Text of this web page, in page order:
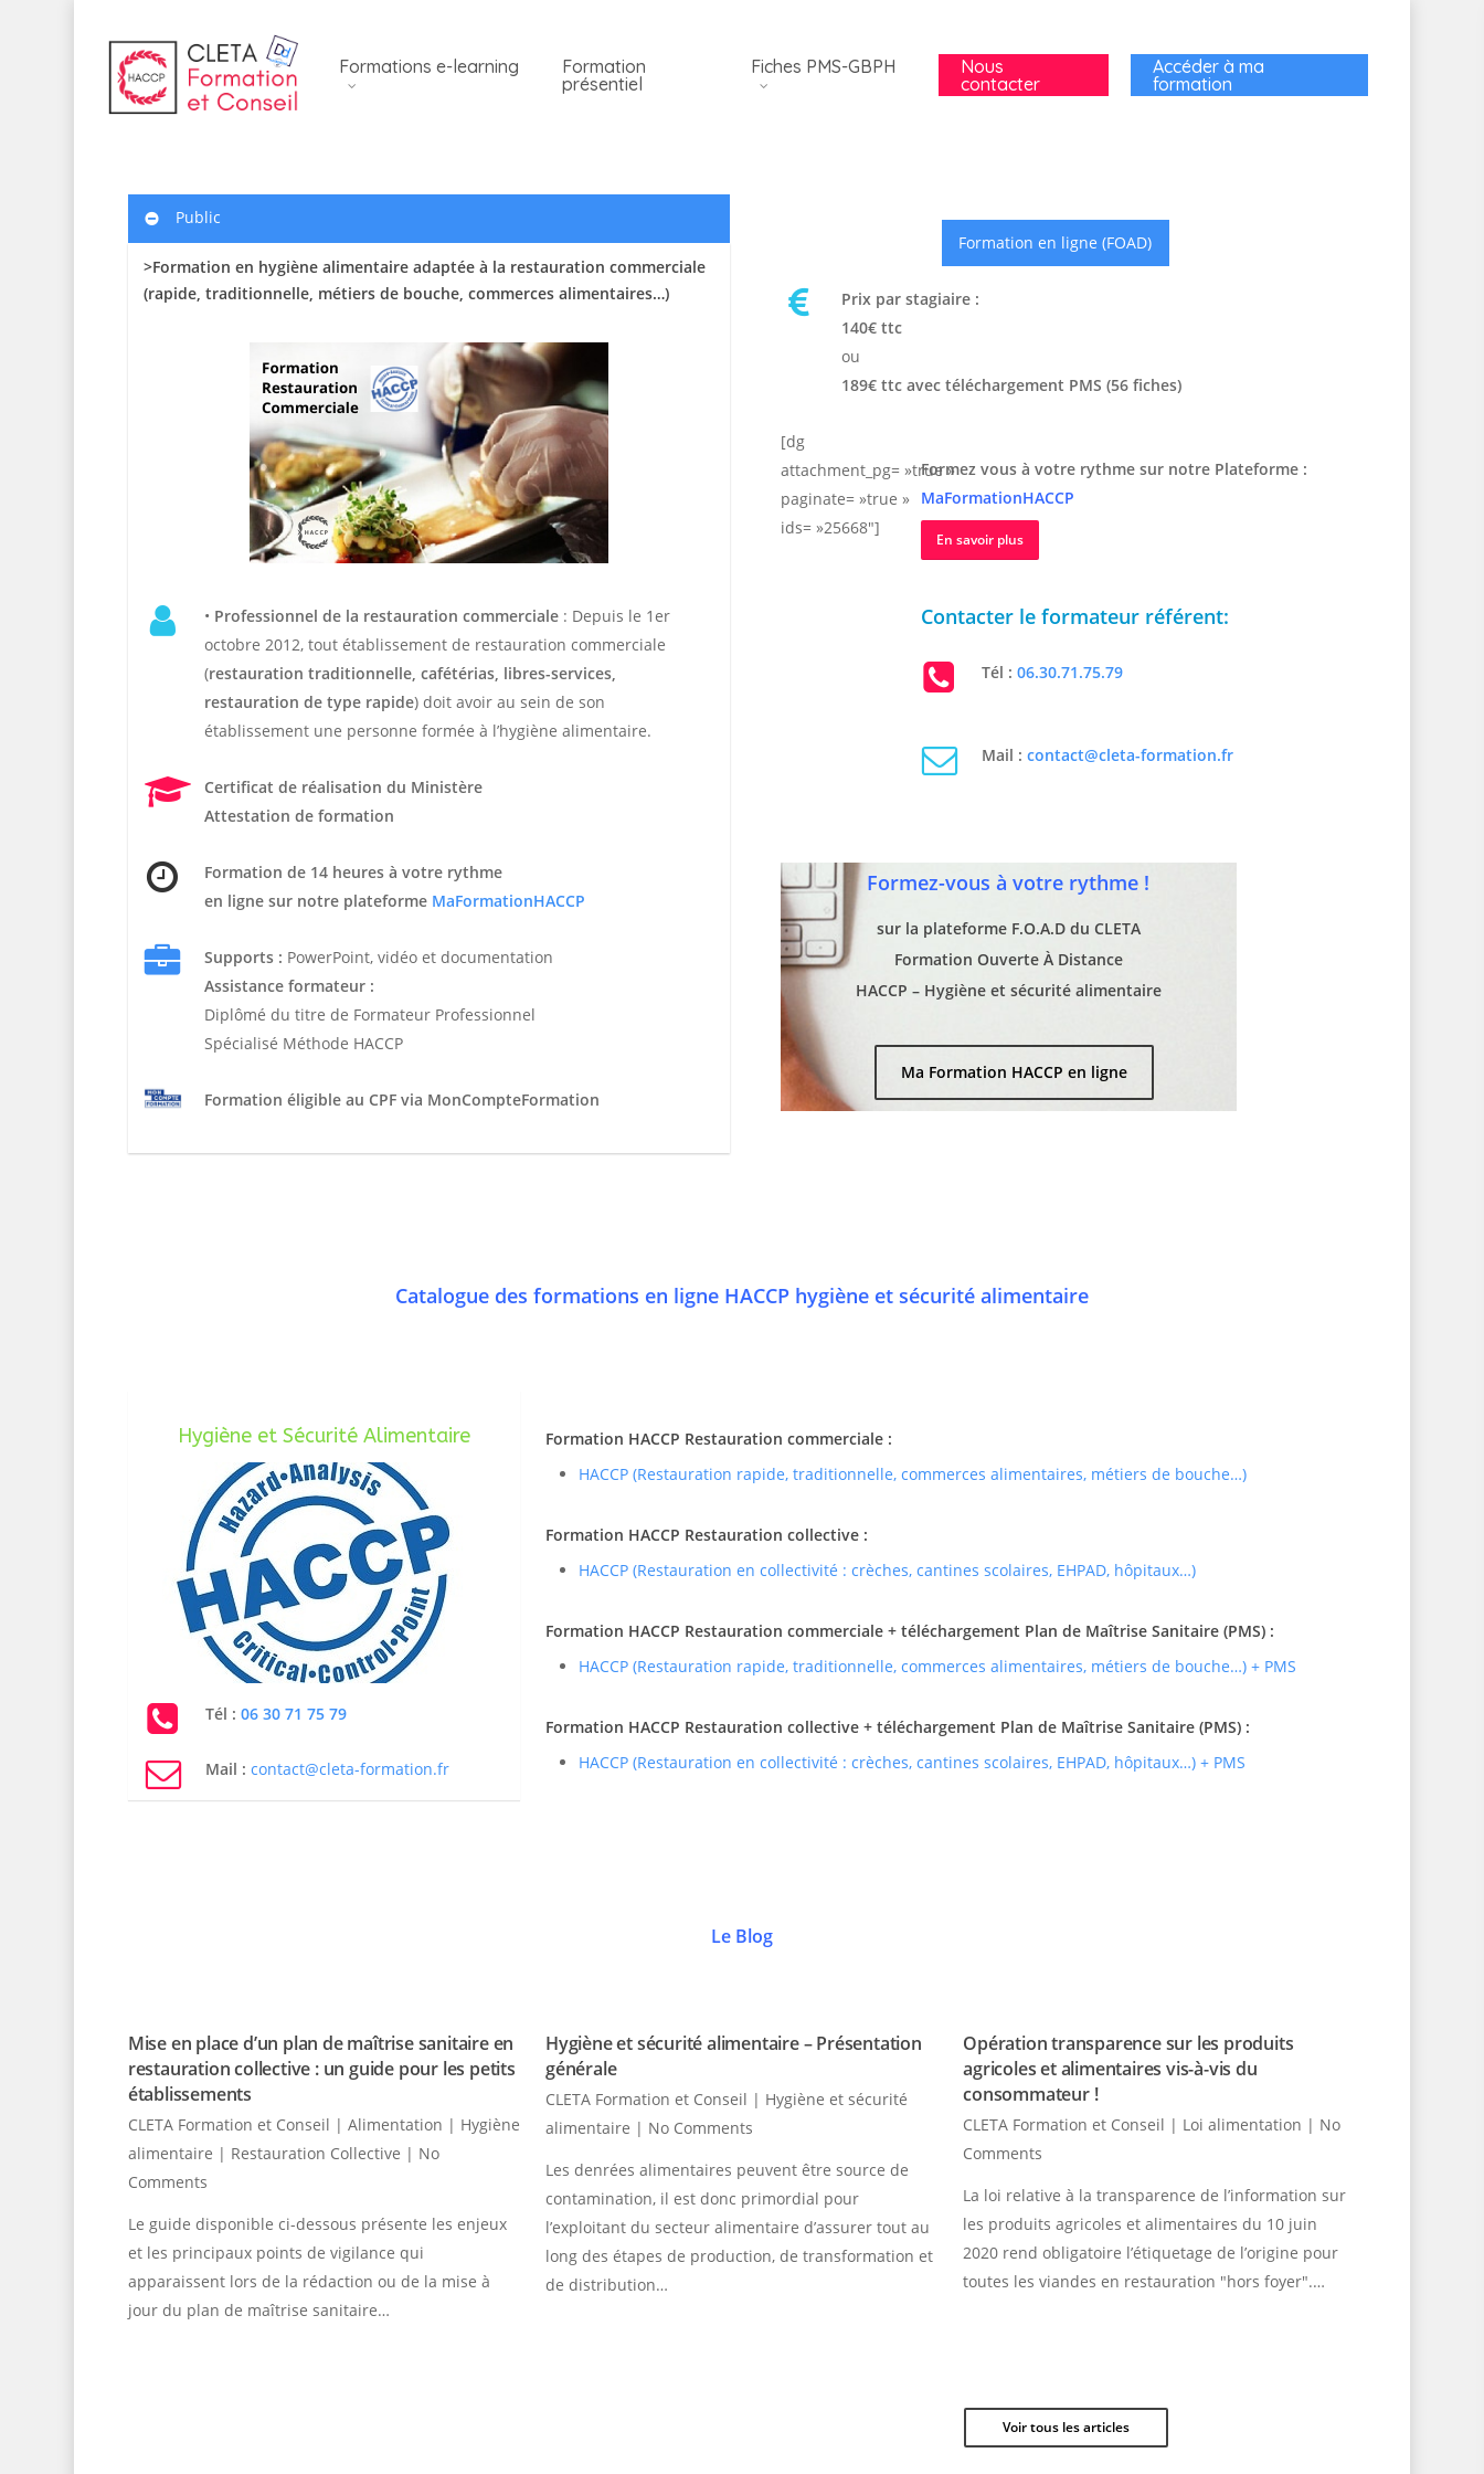
Formations e-learning
Formation
présentiel
Fiches PMS-GBPH
Nous
contacter
Accéder à ma
formation
Public
>Formation en hygiène alimentaire adaptée à la restauration commerciale
(rapide, traditionnelle, métiers de bouche, commerces alimentaires…)
• Professionnel de la restauration commerciale: Depuis le 1er
octobre 2012, tout établissement de restauration commerciale
(restauration traditionnelle, cafétérias, libres-services,
restauration de type rapide) doit avoir au sein de son
établissement une personne formée à l’hygiène alimentaire.
Certificat de réalisation du Ministère
Attestation de formation
Formation de 14 heures à votre rythme
en ligne sur notre plateforme MaFormationHACCP
Supports : PowerPoint, vidéo et documentation
Assistance formateur :
Diplômé du titre de Formateur Professionnel
Spécialisé Méthode HACCP
Formation éligible au CPF via MonCompteFormation
Formation en ligne (FOAD)
Prix par stagiaire :
140€ ttc
ou
189€ ttc avec téléchargement PMS (56 fiches)
[dg
attachment_pg= »true »
paginate= »true »
ids= »25668″]
Formez vous à votre rythme sur notre Plateforme :
MaFormationHACCP
En savoir plus
Contacter le formateur référent:
Tél : 06.30.71.75.79
Mail : contact@cleta-formation.fr
Formez-vous à votre rythme !
sur la plateforme F.O.A.D du CLETA
Formation Ouverte À Distance
HACCP – Hygiène et sécurité alimentaire
Ma Formation HACCP en ligne
Catalogue des formations en ligne HACCP hygiène et sécurité alimentaire
Hygiène et Sécurité Alimentaire
Tél : 06 30 71 75 79
Mail : contact@cleta-formation.fr
Formation HACCP Restauration commerciale :
HACCP (Restauration rapide, traditionnelle, commerces alimentaires, métiers de bouche…)
Formation HACCP Restauration collective :
HACCP (Restauration en collectivité : crèches, cantines scolaires, EHPAD, hôpitaux…)
Formation HACCP Restauration commerciale + téléchargement Plan de Maîtrise Sanitaire (PMS) :
HACCP (Restauration rapide, traditionnelle, commerces alimentaires, métiers de bouche…) + PMS
Formation HACCP Restauration collective + téléchargement Plan de Maîtrise Sanitaire (PMS) :
HACCP (Restauration en collectivité : crèches, cantines scolaires, EHPAD, hôpitaux…) + PMS
Le Blog
Mise en place d’un plan de maîtrise sanitaire en
restauration collective : un guide pour les petits
établissements
CLETA Formation et Conseil | Alimentation | Hygiène
alimentaire | Restauration Collective | No
Comments
Le guide disponible ci-dessous présente les enjeux
et les principaux points de vigilance qui
apparaissent lors de la rédaction ou de la mise à
jour du plan de maîtrise sanitaire…
Hygiène et sécurité alimentaire – Présentation
générale
CLETA Formation et Conseil | Hygiène et sécurité
alimentaire | No Comments
Les denrées alimentaires peuvent être source de
contamination, il est donc primordial pour
l’exploitant du secteur alimentaire d’assurer tout au
long des étapes de production, de transformation et
de distribution…
Opération transparence sur les produits
agricoles et alimentaires vis-à-vis du
consommateur !
CLETA Formation et Conseil | Loi alimentation | No
Comments
La loi relative à la transparence de l’information sur
les produits agricoles et alimentaires du 10 juin
2020 rend obligatoire l’étiquetage de l’origine pour
toutes les viandes en restauration "hors foyer".…
Voir tous les articles